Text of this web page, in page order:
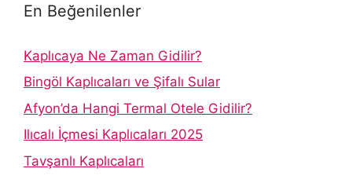
En Beğenilenler
Kaplıcaya Ne Zaman Gidilir?
Bingöl Kaplıcaları ve Şifalı Sular
Afyon’da Hangi Termal Otele Gidilir?
Ilıcalı İçmesi Kaplıcaları 2025
Tavşanlı Kaplıcaları